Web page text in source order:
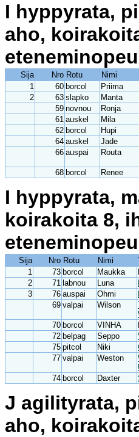
I hyppyrata,
aho,
Sija Nro Rotu Nimi
1
60 borcol Priima
2
63 slapko Manta
59 novnou Ronja
61 auskel Mila
62 borcol Hupi
64 auskel Jade
66 auspai Routa
68 borcol Renee
I hyppyrata,
koirakoita 8,
Sija Nro Rotu Nimi
1
73 borcol Maukka
2
71 labnou Luna
3
76 auspai Ohmi
69 valpai Wilson
70 borcol VINHA
72 belpag Seppo
75 pitcol Niki
77 valpai Weston
74 borcol Daxter
J agilityrata,
aho,